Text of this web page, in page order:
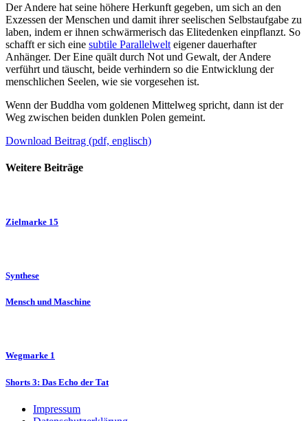
Der Andere hat seine höhere Herkunft gegeben, um sich an den
Exzessen der Menschen und damit ihrer seelischen Selbstaufgabe zu
laben, indem er ihnen schwärmerisch das Elitedenken einpflanzt. So
schafft er sich eine subtile Parallelwelt eigener dauerhafter
Anhänger. Der Eine quält durch Not und Gewalt, der Andere
verführt und täuscht, beide verhindern so die Entwicklung der
menschlichen Seelen, wie sie vorgesehen ist.
Wenn der Buddha vom goldenen Mittelweg spricht, dann ist der
Weg zwischen beiden dunklen Polen gemeint.
Download Beitrag (pdf, englisch)
Weitere Beiträge
Zielmarke 15
Synthese
Mensch und Maschine
Wegmarke 1
Shorts 3: Das Echo der Tat
Impressum